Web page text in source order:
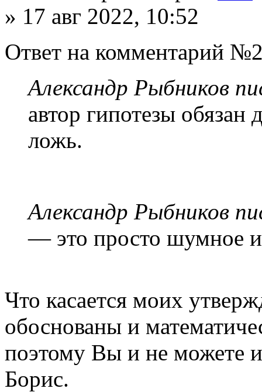
» 17 авг 2022, 10:52
Ответ на комментарий
Александр Рыбников
автор гипотезы обязан
ложь.
Александр Рыбников
— это просто шумное
Что касается моих
обоснованы и
поэтому Вы и не можете
Борис.